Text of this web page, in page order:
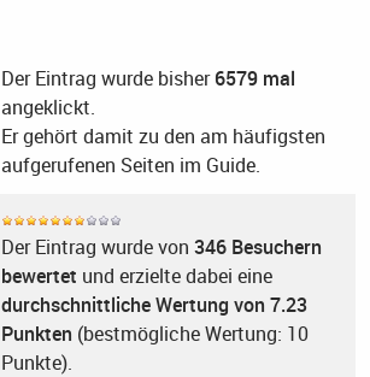
Der Eintrag wurde bisher6579 mal
angeklickt.
Er gehört damit zu den am häufigsten
aufgerufenen Seiten im Guide.
Der Eintrag wurde von 346 Besuchern
bewertet und erzielte dabei eine
durchschnittliche Wertung von 7.23
Punkten (bestmögliche Wertung: 10
Punkte).